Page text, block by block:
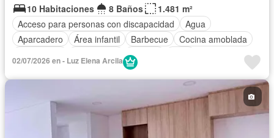
10 Habitaciones
8 Baños
1.481 m²
Acceso para personas con discapacidad
Agua
Aparcadero
Área infantil Barbecue
Cocina amoblada
Internet
02/07/2026 en - Luz Elena Arcila